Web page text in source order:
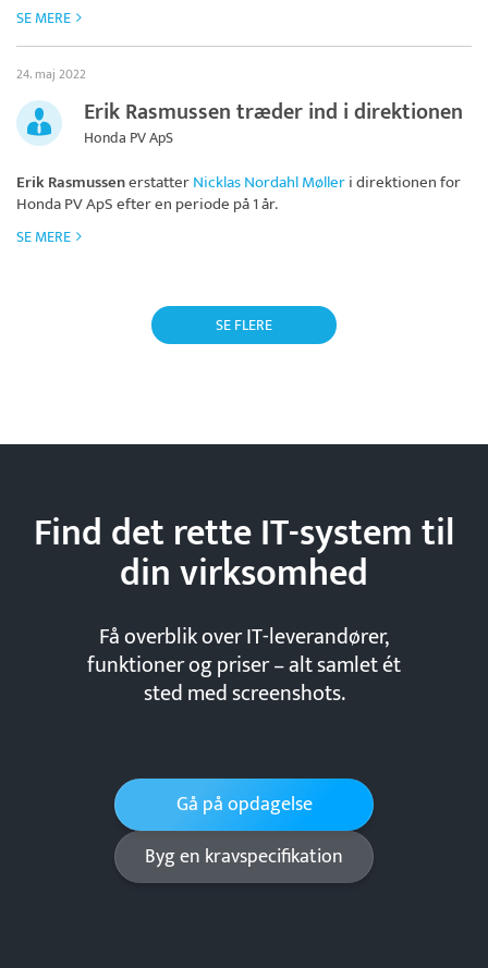
SE MERE
24. maj 2022
Erik Rasmussen træder ind i direktionen
Honda PV ApS
Erik RasmussenerstatterNicklas Nordahl Mølleri direktionen for
Honda PV ApSefter en periode på 1 år.
SE MERE
SE FLERE
Find det rette IT-system til
dinvirksomhed
Få overblik over IT-leverandører,
funktioner og priser – alt samlet ét
sted med screenshots.
Gå på opdagelse
Byg en kravspecifikation